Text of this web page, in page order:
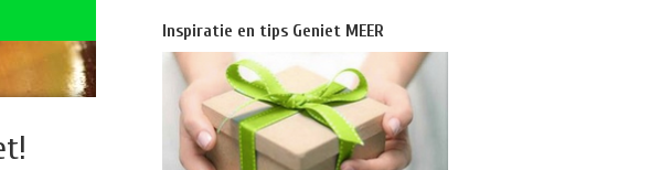
Inspiratie en tips Geniet MEER